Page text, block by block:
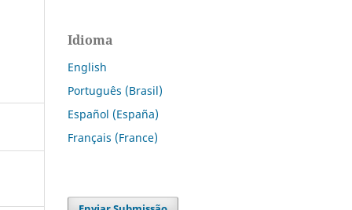
Idioma
English
Português (Brasil)
Español (España)
Français (France)